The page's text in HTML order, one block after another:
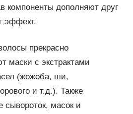
компоненты дополняют друг
эффект.
прекрасно
маски с экстрактами
(жожоба, ши,
и т.д.). Также
сывороток, масок и